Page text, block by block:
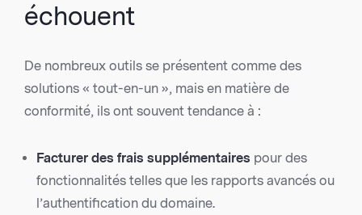
échouent
De nombreux outils se présentent comme des
solutions « tout-en-un », mais en matière de
conformité, ils ont souvent tendance à :
Facturer des frais supplémentaires pour des
fonctionnalités telles que les rapports avancés ou
l’authentification du domaine.